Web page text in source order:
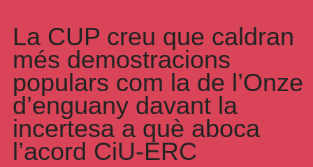
La CUP creu que caldran
més demostracions
populars com la de l’Onze
d’enguany davant la
incertesa a què aboca
l’acord CiU-ERC